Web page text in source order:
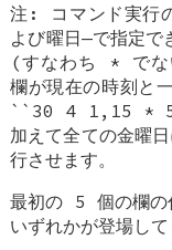
注: コマンド実行
よび曜日—で指定で
(すなわち * でな
欄が現在の時刻と
``30 4 1,15 * 5''
加えて全ての金曜
行させます。
最初の 5 個の欄の
いずれかが登場し